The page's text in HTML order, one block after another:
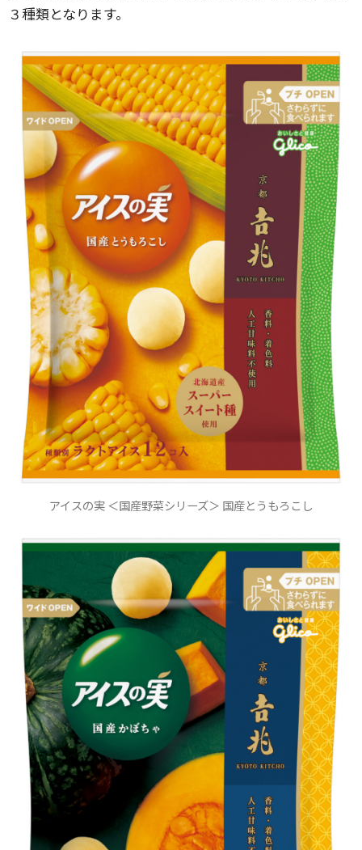
３種類となります。
アイスの実 ＜国産野菜シリーズ＞ 国産とうもろこし